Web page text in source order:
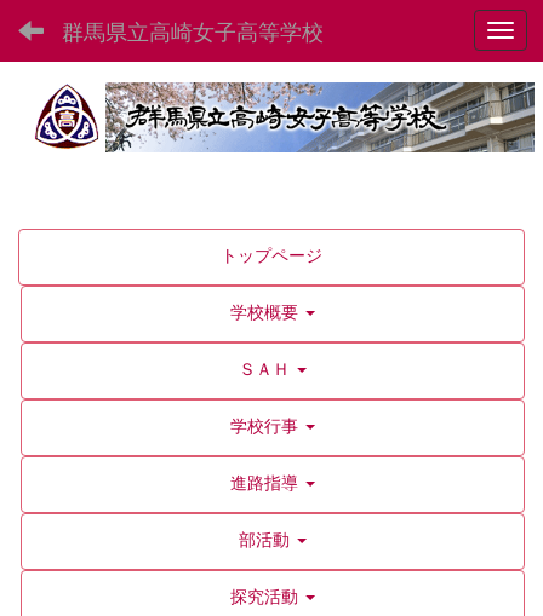
群馬県立高崎女子高等学校
トップページ
学校概要
ＳＡＨ
学校行事
進路指導
部活動
探究活動